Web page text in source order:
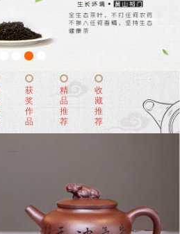
获
奖
作
品
精
品
推
荐
收
藏
推
荐